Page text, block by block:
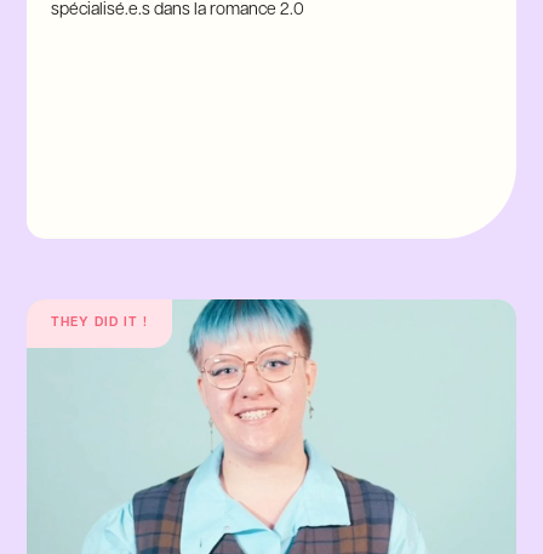
spécialisé.e.s dans la romance 2.0
THEY DID IT !